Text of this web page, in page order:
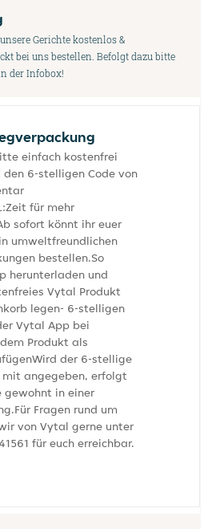
Gerichte kostenlos &
bei uns bestellen. Befolgt dazu bitte
der Infobox!
einfach kostenfrei
6-stelligen Code von
für mehr
sofort könnt ihr euer
umweltfreundlichen
bestellen.So
herunterladen und
Vytal Produkt
legen- 6-stelligen
Vytal App bei
Produkt als
der 6-stellige
angegeben, erfolgt
gewohnt in einer
Fragen rund um
von Vytal gerne unter
für euch erreichbar.